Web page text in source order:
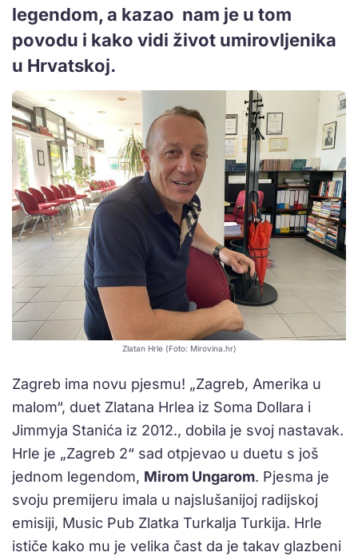
legendom, a kazao nam je u tom
povodu i kako vidi život umirovljenika
u Hrvatskoj.
Zlatan Hrle (Foto: Mirovina.hr)
Zagreb ima novu pjesmu! „Zagreb, Amerika u
malom“, duet Zlatana Hrlea iz Soma Dollara i
Jimmyja Stanića iz 2012., dobila je svoj nastavak.
Hrle je „Zagreb 2“ sad otpjevao u duetu s još
jednom legendom, Mirom Ungarom. Pjesma je
svoju premijeru imala u najslušanijoj radijskoj
emisiji, Music Pub Zlatka Turkalja Turkija. Hrle
ističe kako mu je velika čast da je takav glazbeni